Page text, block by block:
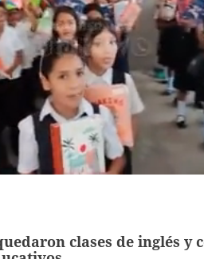
clases de inglés y